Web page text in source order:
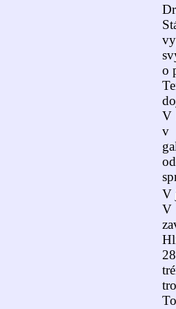
o
V
v
V
V